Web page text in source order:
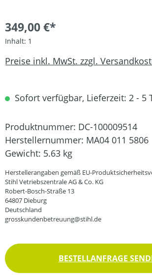
349,00 €*
Inhalt: 1
Preise inkl. MwSt. zzgl.
Sofort verfügbar, Lieferzeit: 2 - 5
Produktnummer: DC-100009514
Herstellernummer: MA04 011 5806
Gewicht: 5.63 kg
Herstellerangaben gemäß EU-
Stihl Vetriebszentrale AG & Co. KG
Robert-Bosch-Straße 13
64807 Dieburg
Deutschland
grosskundenbetreuung@stihl.de
BESTELLANFRAGE